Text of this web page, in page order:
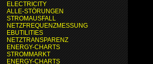
ELECTRICITY
ALLE-STÖRUNGEN
STROMAUSFALL
NETZFREQUENZMESSUNG
EBUTILITIES
NETZTRANSPARENZ
ENERGY-CHARTS
STROMMARKT
ENERGY-CHARTS